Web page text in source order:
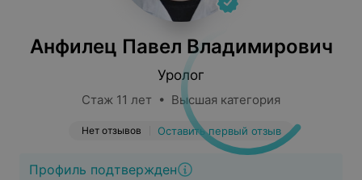
Анфилец Павел Владимирович
Уролог
Стаж 11 лет • Высшая категория
Нет отзывов Оставить первый отзыв
Профиль подтвержден